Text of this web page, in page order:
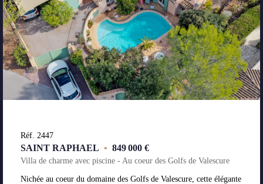
Réf. 2447
SAINT RAPHAEL • 849 000 €
Villa de charme avec piscine - Au coeur des Golfs de Valescure
Nichée au coeur du domaine des Golfs de Valescure, cette élégante